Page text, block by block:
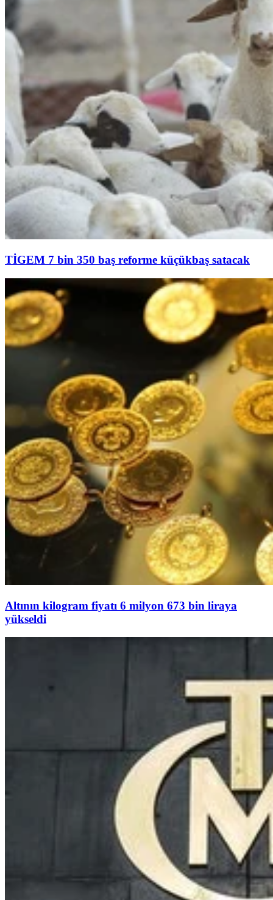
TİGEM 7 bin 350 baş reforme küçükbaş satacak
Altının kilogram fiyatı 6 milyon 673 bin liraya
yükseldi